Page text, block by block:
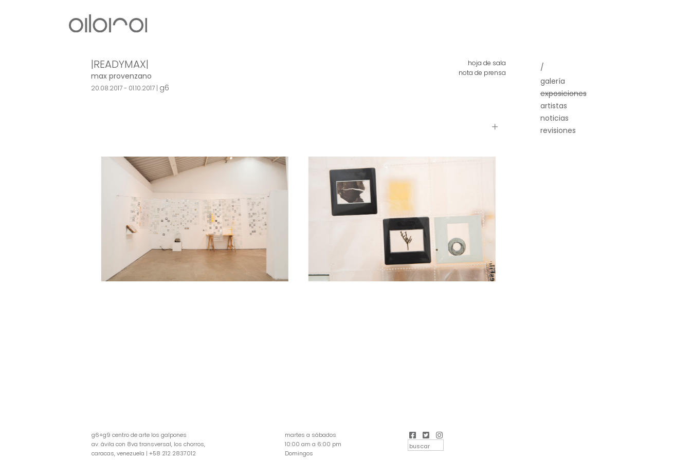
|READYMAX|
max provenzano
20.08.2017 - 01.10.2017 | g6
hoja de sala
nota de prensa
/
galería
exposiciones
artistas
noticias
revisiones
g6+g9 centro de arte los galpones
av. ávila con 8va transversal, los chorros,
caracas, venezuela | +58 212 2837012
martes a sábados
10:00 am a 6:00 pm
Domingos